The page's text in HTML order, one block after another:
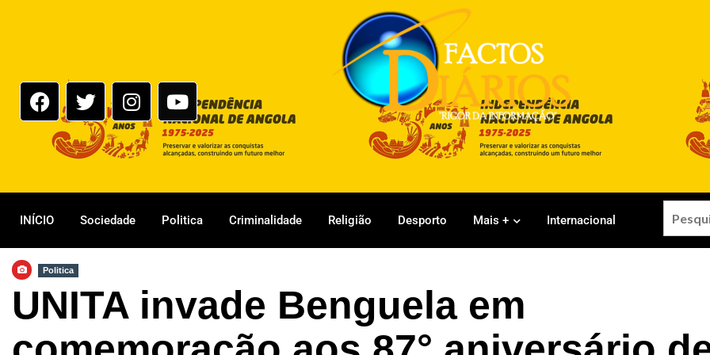
INÍCIO Sociedade Politica Criminalidade Religião Desporto Mais + Internacional
Politica
UNITA invade Benguela em